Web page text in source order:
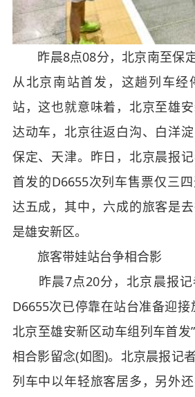
昨晨8点08分，北京南至保
从北京南站首发，这趟列车经
站，这也就意味着，北京至雄
达动车，北京往返白沟、白洋
保定、天津。昨日，北京晨报记
首发的D6655次列车售票仅三
达五成，其中，六成的旅客是
是雄安新区。
旅客带娃站台争相合影
昨晨7点20分，北京晨报记
D6655次已停靠在站台准备迎接
北京至雄安新区动车组列车首发
相合影留念(如图)。北京晨报记
列车中以年轻旅客居多，另外